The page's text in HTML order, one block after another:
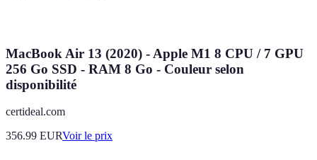
MacBook Air 13 (2020) - Apple M1 8 CPU / 7 GPU
256 Go SSD - RAM 8 Go - Couleur selon
disponibilité
certideal.com
356.99 EURVoir le prix